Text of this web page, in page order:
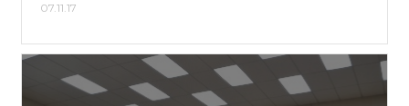
07.11.17